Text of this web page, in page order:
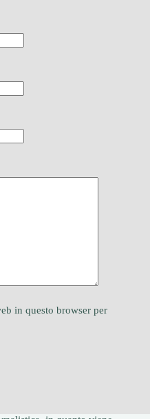
in questo browser per